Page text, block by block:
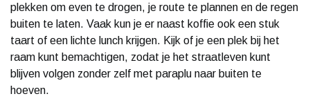
plekken om even te drogen, je route te plannen en de regen
buiten te laten. Vaak kun je er naast koffie ook een stuk
taart of een lichte lunch krijgen. Kijk of je een plek bij het
raam kunt bemachtigen, zodat je het straatleven kunt
blijven volgen zonder zelf met paraplu naar buiten te
hoeven.